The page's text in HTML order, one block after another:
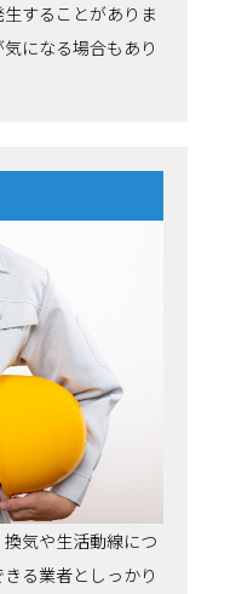
することがありま
になる場合もあり
気や生活動線につ
る業者としっかり